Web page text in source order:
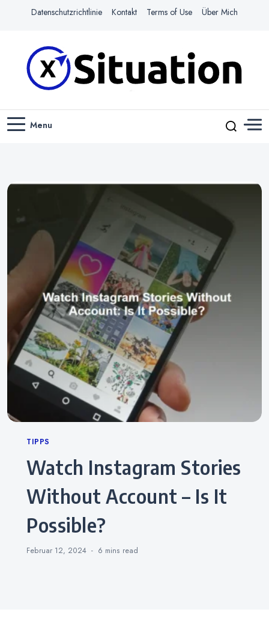
Datenschutzrichtlinie Kontakt Terms of Use Über Mich
X-SITUATION
Menu
Categories
TIPPS
Watch Instagram Stories
Without Account – Is It
Possible?
Februar 12, 2024 6 mins read